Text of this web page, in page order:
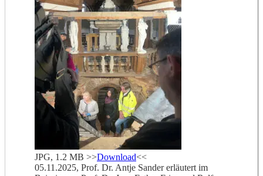
JPG, 1.2 MB >>Download<<
05.11.2025, Prof. Dr. Antje Sander erläutert im